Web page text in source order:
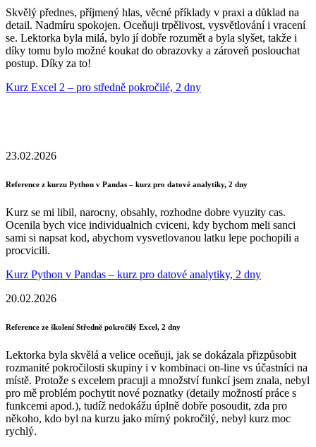
Skvělý přednes, příjmený hlas, věcné příklady v praxi a důklad na
detail. Nadmíru spokojen. Oceňuji trpělivost, vysvětlování i vracení
se. Lektorka byla milá, bylo jí dobře rozumět a byla slyšet, takže i
díky tomu bylo možné koukat do obrazovky a zároveň poslouchat
postup. Díky za to!
Kurz Excel 2 – pro středně pokročilé, 2 dny
23.02.2026
Reference z kurzu Python v Pandas – kurz pro datové analytiky, 2 dny
Kurz se mi libil, narocny, obsahly, rozhodne dobre vyuzity cas.
Ocenila bych vice individualnich cviceni, kdy bychom meli sanci
sami si napsat kod, abychom vysvetlovanou latku lepe pochopili a
procvicili.
Kurz Python v Pandas – kurz pro datové analytiky, 2 dny
20.02.2026
Reference ze školení Středně pokročilý Excel, 2 dny
Lektorka byla skvělá a velice oceňuji, jak se dokázala přizpůsobit
rozmanité pokročilosti skupiny i v kombinaci on-line vs účastníci na
místě. Protože s excelem pracuji a množství funkcí jsem znala, nebyl
pro mě problém pochytit nové poznatky (detaily možností práce s
funkcemi apod.), tudíž nedokážu úplně dobře posoudit, zda pro
někoho, kdo byl na kurzu jako mírný pokročilý, nebyl kurz moc
rychlý.